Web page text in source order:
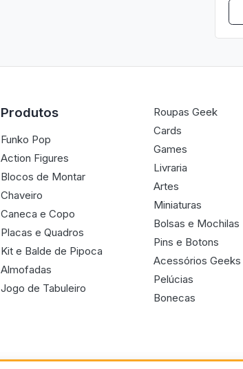
Produtos
Funko Pop
Action Figures
Blocos de Montar
Chaveiro
Caneca e Copo
Placas e Quadros
Kit e Balde de Pipoca
Almofadas
Jogo de Tabuleiro
Roupas Geek
Cards
Games
Livraria
Artes
Miniaturas
Bolsas e Mochilas
Pins e Botons
Acessórios Geeks
Pelúcias
Bonecas